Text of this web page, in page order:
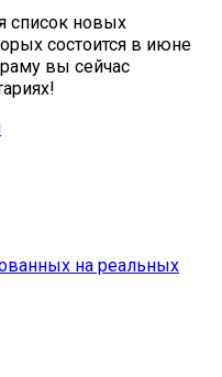
список новых
состоится в июне
вы сейчас
на реальных